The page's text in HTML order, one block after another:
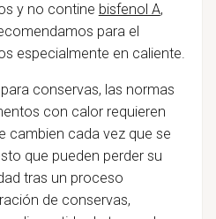
y no contine bisfenol A,
para el
especialmente en caliente.
conservas, las normas
con calor requieren
cambien cada vez que se
que pueden perder su
tras un proceso
de conservas,